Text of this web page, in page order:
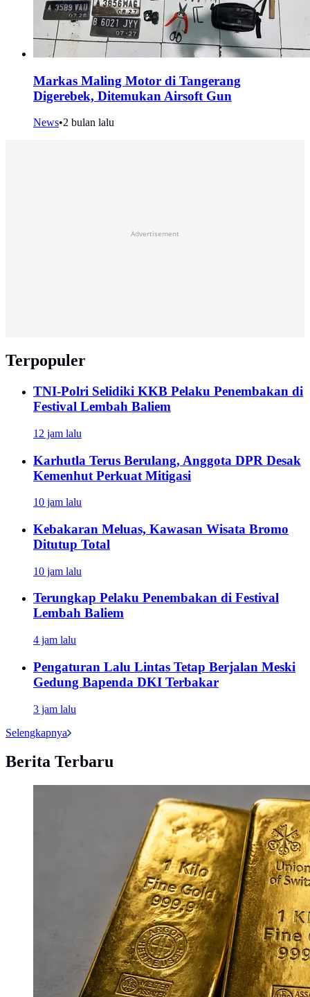
Markas Maling Motor di Tangerang
Digerebek, Ditemukan Airsoft Gun
News•2 bulan lalu
Advertisement
Terpopuler
TNI-Polri Selidiki KKB Pelaku Penembakan di
Festival Lembah Baliem
12 jam lalu
Karhutla Terus Berulang, Anggota DPR Desak
Kemenhut Perkuat Mitigasi
10 jam lalu
Kebakaran Meluas, Kawasan Wisata Bromo
Ditutup Total
10 jam lalu
Terungkap Pelaku Penembakan di Festival
Lembah Baliem
4 jam lalu
Pengaturan Lalu Lintas Tetap Berjalan Meski
Gedung Bapenda DKI Terbakar
3 jam lalu
Selengkapnya
Berita Terbaru